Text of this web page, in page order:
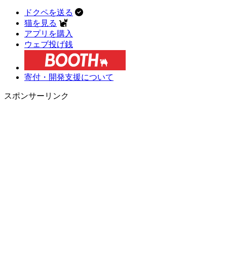
ドクペを送る
猫を見る
アプリを購入
ウェブ投げ銭
寄付・開発支援について
スポンサーリンク